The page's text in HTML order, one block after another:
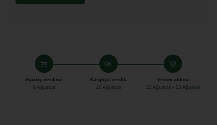
Sipariş verdiniz
9 Ağustos
Kargoya verdik
10 Ağustos
Teslim aldınız
12 Ağustos - 13 Ağustos